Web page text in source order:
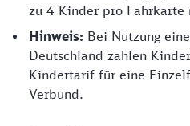
zu 4 Kinder pro Fahrkarte
Hinweis: Bei Nutzung
Deutschland zahlen
Kindertarif für eine
Verbund.